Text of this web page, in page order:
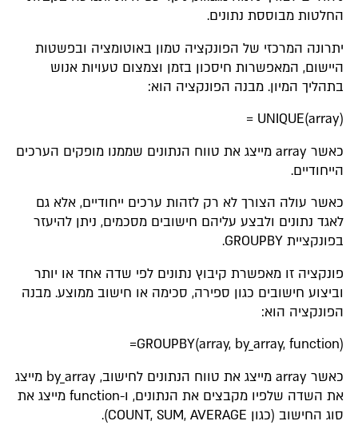
החלטות מבוססת נתונים.
יתרונה המרכזי של הפונקציה טמון באוטומציה ובפשטות
היישום, המאפשרות חיסכון בזמן וצמצום טעויות אנוש
בתהליך המיון. מבנה הפונקציה הוא:
UNIQUE(array) =
כאשר array מייצג את טווח הנתונים שממנו מופקים הערכים
הייחודיים.
כאשר עולה הצורך לא רק לזהות ערכים ייחודיים, אלא גם
לאגד נתונים ולבצע עליהם חישובים מסכמים, ניתן להיעזר
בפונקציית GROUPBY.
פונקציה זו מאפשרת קיבוץ נתונים לפי שדה אחד או יותר
וביצוע חישובים כגון ספירה, סכימה או חישוב ממוצע. מבנה
הפונקציה הוא:
(GROUPBY(array, by_array, function=
כאשר array מייצג את טווח הנתונים לחישוב, by_array מייצג
את השדה שלפיו מקבצים את הנתונים, ו-function מייצג את
סוג החישוב (כגון COUNT, SUM, AVERAGE).